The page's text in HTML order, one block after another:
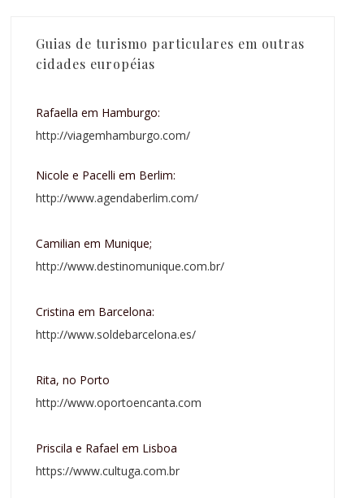
Guias de turismo particulares em outras
cidades européias
Rafaella em Hamburgo:
http://viagemhamburgo.com/
Nicole e Pacelli em Berlim:
http://www.agendaberlim.com/
Camilian em Munique;
http://www.destinomunique.com.br/
Cristina em Barcelona:
http://www.soldebarcelona.es/
Rita, no Porto
http://www.oportoencanta.com
Priscila e Rafael em Lisboa
https://www.cultuga.com.br